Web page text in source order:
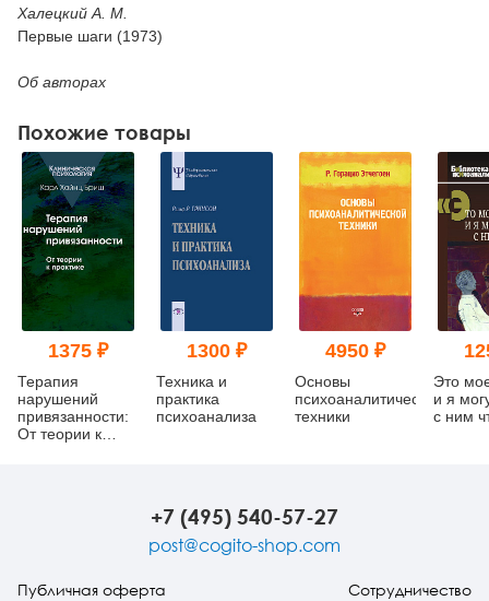
Халецкий А. М.
Первые шаги (1973)
Об авторах
Похожие товары
1375 ₽
Терапия
нарушений
привязанности:
От теории к
1300 ₽
Техника и
практика
психоанализа
4950 ₽
Основы
психоаналитической
техники
Это
и я
с ним
+7 (495) 540-57-27
post@cogito-shop.com
Публичная оферта Сотрудничество